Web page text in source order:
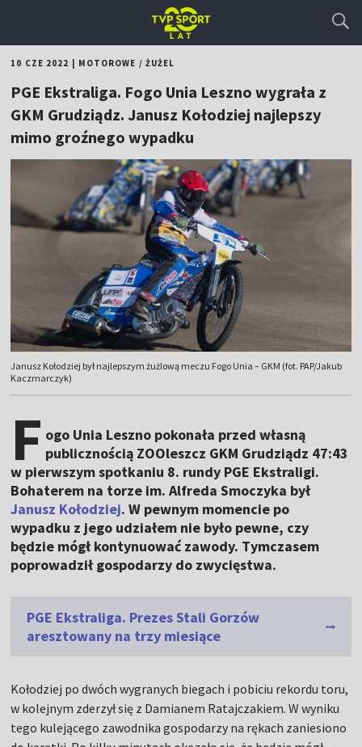
10 CZE 2022 MOTOROWE / ŻUŻEL
PGE Ekstraliga. Fogo Unia Leszno wygrała z
GKM Grudziądz. Janusz Kołodziej najlepszy
mimo groźnego wypadku
Janusz Kołodziej był najlepszym żużlową meczu Fogo Unia – GKM (fot. PAP/Jakub
Kaczmarczyk)
F ogo Unia Leszno pokonała przed własną
publicznością ZOOleszcz GKM Grudziądz 47:43
w pierwszym spotkaniu 8. rundy PGE Ekstraligi.
Bohaterem na torze im. Alfreda Smoczyka był
Janusz Kołodziej. W pewnym momencie po
wypadku z jego udziałem nie było pewne, czy
będzie mógł kontynuować zawody. Tymczasem
poprowadził gospodarzy do zwycięstwa.
PGE Ekstraliga. Prezes Stali Gorzów
aresztowany na trzy miesiące
Kołodziej po dwóch wygranych biegach i pobiciu rekordu toru,
w kolejnym zderzył się z Damianem Ratajczakiem. W wyniku
tego kulejącego zawodnika gospodarzy na rękach zaniesiono